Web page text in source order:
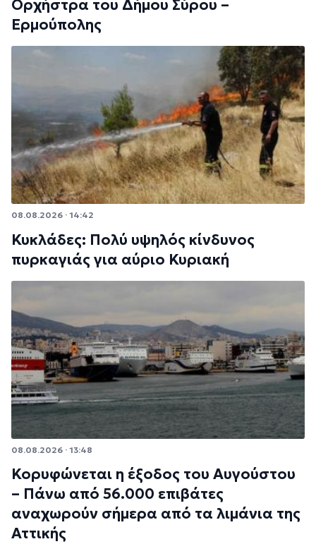
Ορχήστρα του Δήμου Σύρου –
Ερμούπολης
08.08.2026 · 14:42
Κυκλάδες: Πολύ υψηλός κίνδυνος
πυρκαγιάς για αύριο Κυριακή
08.08.2026 · 13:48
Κορυφώνεται η έξοδος του Αυγούστου
– Πάνω από 56.000 επιβάτες
αναχωρούν σήμερα από τα λιμάνια της
Αττικής